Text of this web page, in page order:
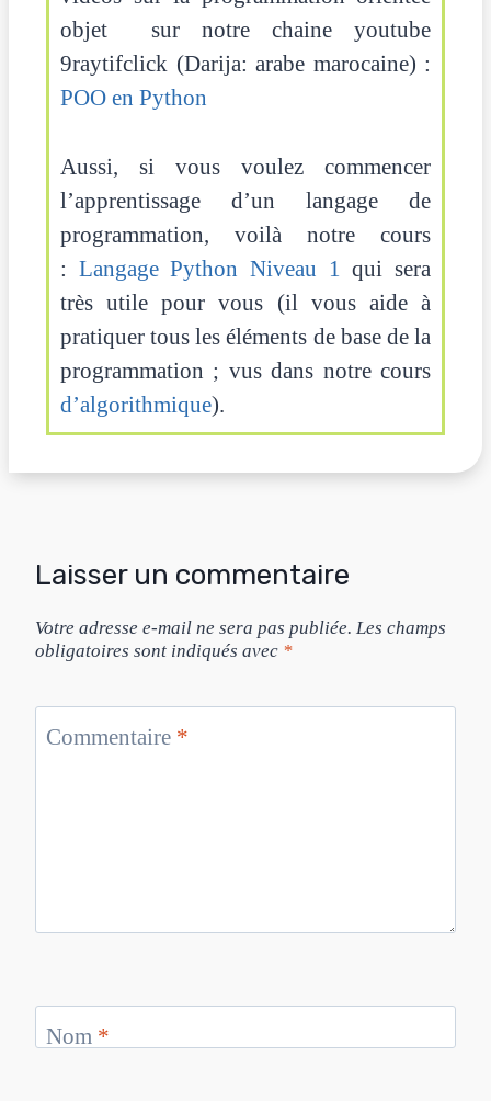
objet sur notre chaine youtube
9raytifclick (Darija: arabe marocaine) :
POO en Python
Aussi, si vous voulez commencer
l’apprentissage d’un langage de
programmation, voilà notre cours
: Langage Python Niveau 1qui sera
très utile pour vous (il vous aide à
pratiquer tous les éléments de base de la
programmation ; vus dans notre cours
d’algorithmique).
Laisser un commentaire
Votre adresse e-mail ne sera pas publiée. Les champs
obligatoires sont indiqués avec *
Commentaire *
Nom *